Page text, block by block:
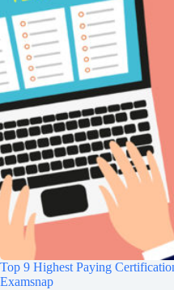
Top 9 Highest Paying
Examsnap